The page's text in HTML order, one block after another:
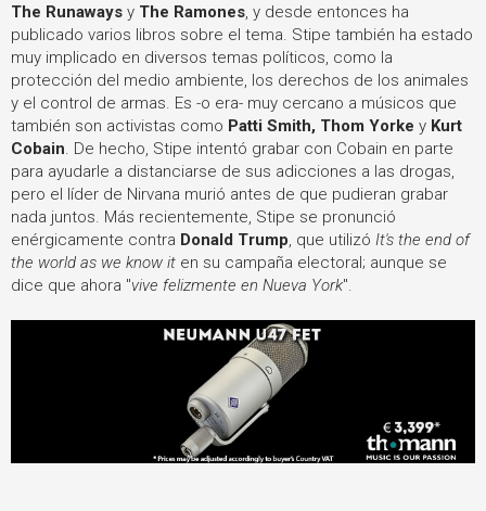
The Runaways y The Ramones, y desde entonces ha
publicado varios libros sobre el tema. Stipe también ha estado
muy implicado en diversos temas políticos, como la
protección del medio ambiente, los derechos de los animales
y el control de armas. Es -o era- muy cercano a músicos que
también son activistas como Patti Smith, Thom Yorke y Kurt
Cobain. De hecho, Stipe intentó grabar con Cobain en parte
para ayudarle a distanciarse de sus adicciones a las drogas,
pero el líder de Nirvana murió antes de que pudieran grabar
nada juntos. Más recientemente, Stipe se pronunció
enérgicamente contra Donald Trump, que utilizó It's the end of
the world as we know it en su campaña electoral; aunque se
dice que ahora "vive felizmente en Nueva York".